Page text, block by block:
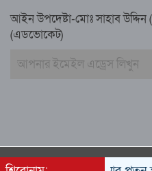
কামরুল
আইন উপদেষ্টা-মোঃ সাহাব
(এডভোকেট)